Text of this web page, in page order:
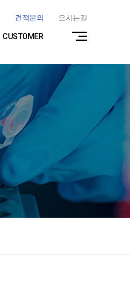
견적문의 오시는길
CUSTOMER